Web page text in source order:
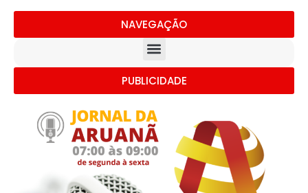
NAVEGAÇÃO
PUBLICIDADE